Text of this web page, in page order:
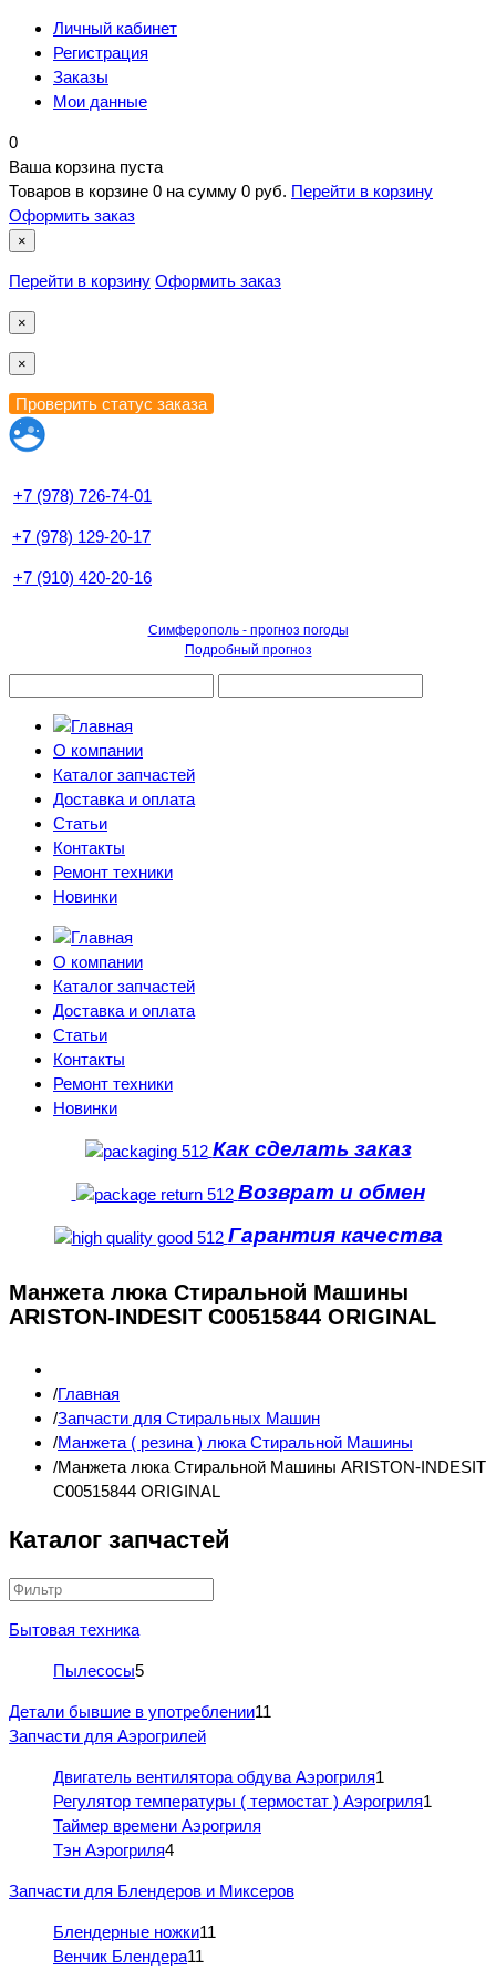
Личный кабинет
Регистрация
Заказы
Мои данные
0
Ваша корзина пуста
Товаров в корзине 0 на сумму 0 руб. Перейти в корзину
Оформить заказ
×
Перейти в корзину Оформить заказ
×
×
+7 (978) 726-74-01
+7 (978) 129-20-17
+7 (910) 420-20-16
Симферополь - прогноз погоды
Подробный прогноз
О компании
Каталог запчастей
Доставка и оплата
Статьи
Контакты
Ремонт техники
Новинки
О компании
Каталог запчастей
Доставка и оплата
Статьи
Контакты
Ремонт техники
Новинки
Как сделать заказ
Возврат и обмен
Гарантия качества
Манжета люка Стиральной Машины
ARISTON-INDESIT C00515844 ORIGINAL
Главная
Запчасти для Стиральных Машин
Манжета ( резина ) люка Стиральной Машины
Манжета люка Стиральной Машины ARISTON-INDESIT
C00515844 ORIGINAL
Каталог запчастей
Бытовая техника
Пылесосы5
Детали бывшие в употреблении11
Запчасти для Аэрогрилей
Двигатель вентилятора обдува Аэрогриля1
Регулятор температуры ( термостат ) Аэрогриля1
Таймер времени Аэрогриля
Тэн Аэрогриля4
Запчасти для Блендеров и Миксеров
Блендерные ножки11
Венчик Блендера11